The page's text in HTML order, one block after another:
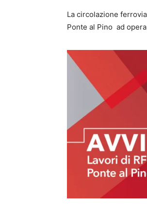
La circolazione
Ponte al Pino ad